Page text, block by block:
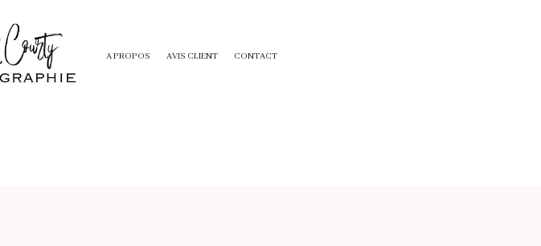
A PROPOS AVIS CLIENT CONTACT